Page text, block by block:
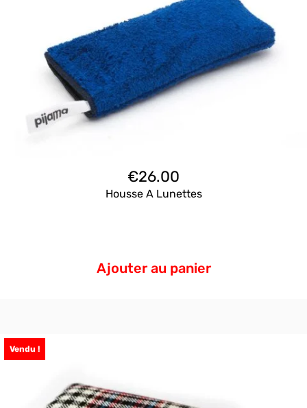
€26.00
Housse A Lunettes
Ajouter au panier
Vendu !